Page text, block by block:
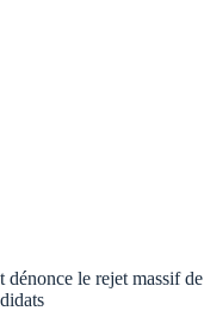
le rejet massif de